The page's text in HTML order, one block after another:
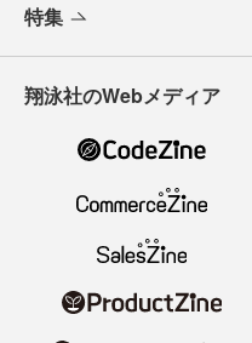
特集
翔泳社のWebメディア